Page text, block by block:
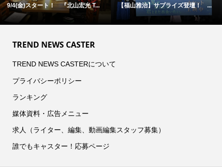
9/4(金)スタート！ 『北山宏光 T... 【福山雅治】サプライズ登壇！ ...
TREND NEWS CASTER
TREND NEWS CASTERについて
プライバシーポリシー
ランキング
媒体資料・広告メニュー
求人（ライター、編集、動画編集スタッフ募集）
誰でもキャスター！応募ページ